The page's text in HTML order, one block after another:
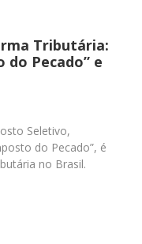
Tributária:
do Pecado” e
Seletivo,
do Pecado”, é
no Brasil.